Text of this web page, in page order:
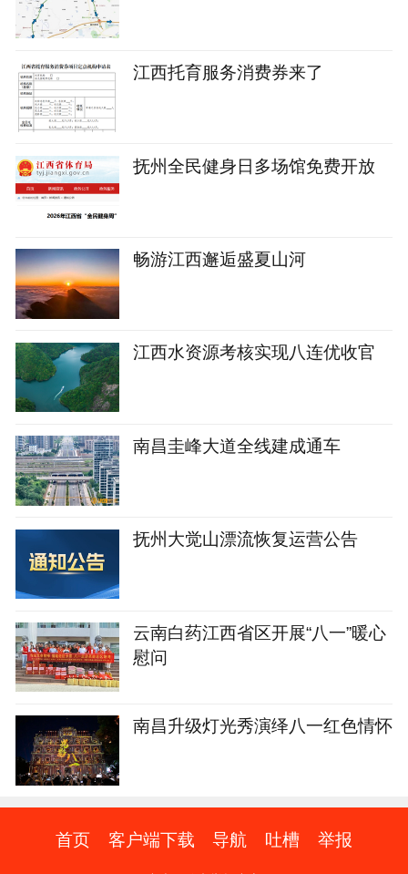
江西托育服务消费券来了
抚州全民健身日多场馆免费开放
畅游江西邂逅盛夏山河
江西水资源考核实现八连优收官
南昌圭峰大道全线建成通车
抚州大觉山漂流恢复运营公告
云南白药江西省区开展“八一”暖心
慰问
南昌升级灯光秀演绎八一红色情怀
首页 客户端下载 导航 吐槽 举报